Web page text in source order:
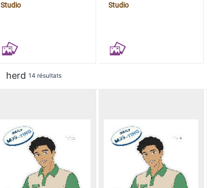
Studio
Studio
herd 14 résultats